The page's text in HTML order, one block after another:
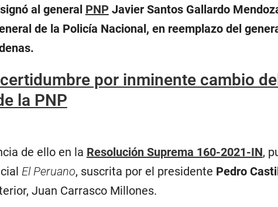
al general PNP Javier Santos Gallardo
de la Policía Nacional, en reemplazo del
por inminente cambio
la PNP
de ello en la Resolución Suprema 160-2021-IN,
El Peruano, suscrita por el presidente Pedro
Juan Carrasco Millones.